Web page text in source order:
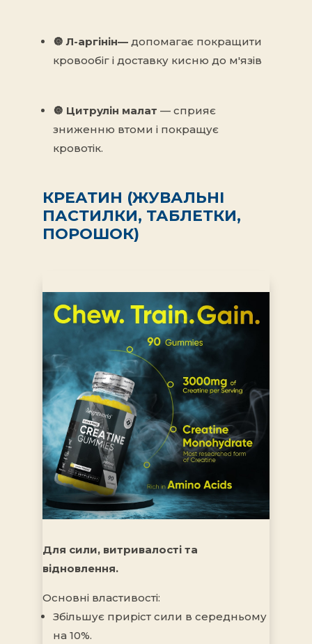
🔘 Л-аргінін— допомагає покращити
кровообіг і доставку кисню до м'язів
🔘 Цитрулін малат — сприяє
зниженню втоми і покращує
кровотік.
КРЕАТИН (ЖУВАЛЬНІ
ПАСТИЛКИ, ТАБЛЕТКИ,
ПОРОШОК)
Для сили, витривалості та
відновлення.
Основні властивості:
Збільшує приріст сили в середньому
на 10%.